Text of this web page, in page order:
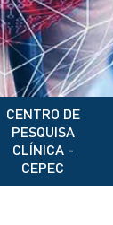
CENTRO DE
PESQUISA
CLÍNICA -
CEPEC